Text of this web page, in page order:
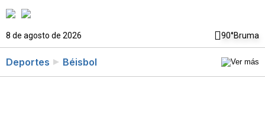
8 de agosto de 2026 90°Bruma
Deportes Béisbol